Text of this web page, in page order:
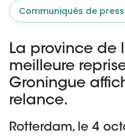
Communiqués de
La province de
meilleure
Groningue
relance.
Rotterdam, le 4